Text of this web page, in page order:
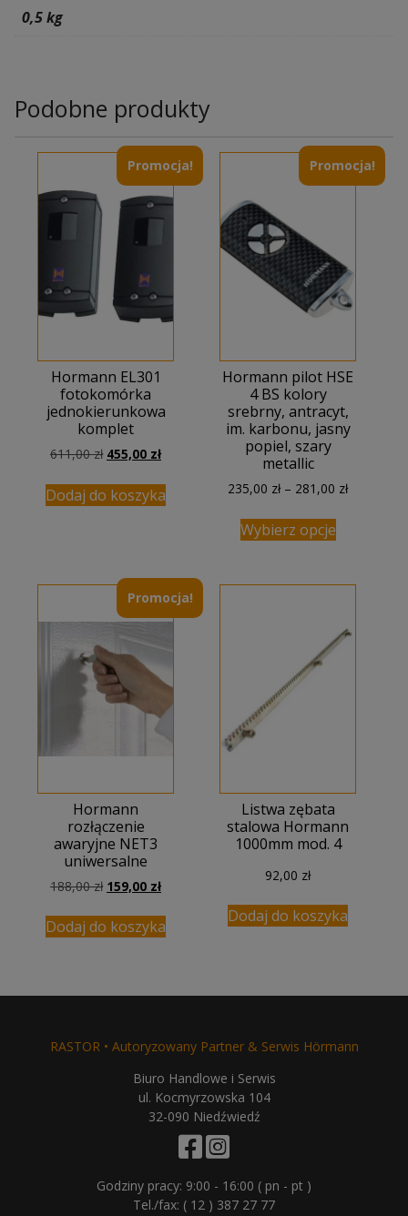
0,5 kg
Podobne produkty
Promocja!
Hormann EL301
fotokomórka
jednokierunkowa
komplet
611,00zł Pierwotna
wynosiła:
611,00 zł.
455,00 złAktualna
wynosi:
455,00 zł.
Dodaj do koszyka
Promocja!
Hormann pilot HSE
4 BS kolory
srebrny, antracyt,
im. karbonu, jasny
popiel, szary
metallic
235,00 zł – 281,00 złZakres
Wybierz opcje
Promocja!
Hormann
rozłączenie
awaryjne NET3
uniwersalne
188,00zł Pierwotna
wynosiła:
188,00 zł.
159,00 złAktualna
wynosi:
159,00 zł.
Dodaj do koszyka
Listwa zębata
stalowa Hormann
1000mm mod. 4
92,00 zł
Dodaj do koszyka
RASTOR • Autoryzowany Partner & Serwis Hörmann
Biuro Handlowe i Serwis
ul. Kocmyrzowska 104
32-090 Niedźwiedź
Godziny pracy: 9:00 - 16:00 ( pn - pt )
Tel./fax: ( 12 ) 387 27 77